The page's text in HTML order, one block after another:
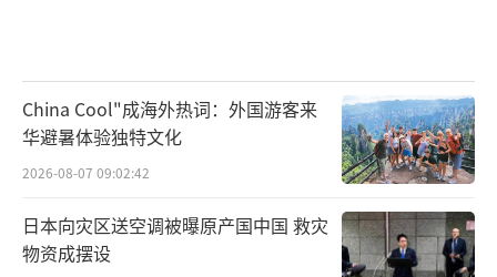
China Cool"成海外热词：外国游客来
华避暑体验独特文化
2026-08-07 09:02:42
日本向灾区送空调被曝原产国中国 救灾
物资成摆设